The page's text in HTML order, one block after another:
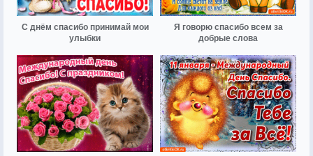
С днём спасибо принимай мои
улыбки
Я говорю спасибо всем за
добрые слова